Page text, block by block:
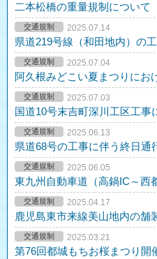
二本松橋の重量規制について
交通規制 2025.07.14
県道219号線（和田地内）の
交通規制 2025.07.04
阿久根みどこい夏まつりにお
交通規制 2025.07.03
国道10号末吉町深川工区工事
交通規制 2025.06.13
県道68号の工事に伴う終日通
交通規制 2025.06.05
東九州自動車道（高鍋IC～西
交通規制 2025.04.17
鹿児島東市来線美山地内の舗
交通規制 2025.03.21
第76回都城もちお桜まつり開